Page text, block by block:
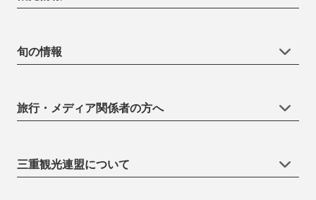
旬の情報
旅行・メディア関係者の方へ
三重観光連盟について